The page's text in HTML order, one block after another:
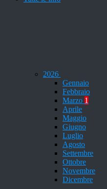
2026
Gennaio
Febbraio
Marzo 1
Aprile
Maggio
Giugno
Luglio
Agosto
Settembre
Ottobre
Novembre
Dicembre